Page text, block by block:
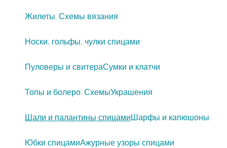
Жилеты. Схемы вязания
Носки, гольфы, чулки спицами
Пуловеры и свитераСумки и клатчи
Топы и болеро. СхемыУкрашения
Шали и палантины спицамиШарфы и капюшоны
Юбки спицамиАжурные узоры спицами